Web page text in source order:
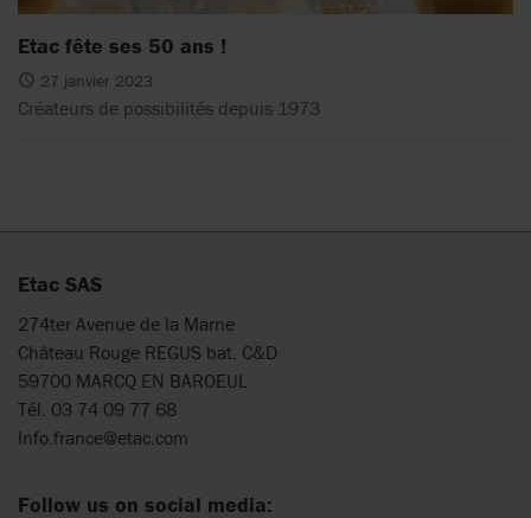
Etac fête ses 50 ans !
27 janvier 2023
Créateurs de possibilités depuis 1973
Etac SAS
274ter Avenue de la Marne
Château Rouge REGUS bat. C&D
59700 MARCQ EN BAROEUL
Tél. 03 74 09 77 68
Info.france@etac.com
Follow us on social media: